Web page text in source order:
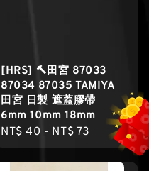
[HRS] 🔨田宮 87033
87034 87035 TAMIYA
田宮 日製 遮蓋膠帶
6mm 10mm 18mm
Regular
price
NT$ 40 - NT$ 73